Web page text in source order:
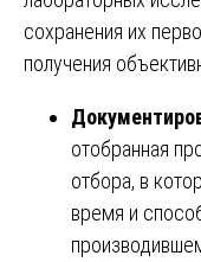
сохранения их
получения
отобранная
отбора, в
время и